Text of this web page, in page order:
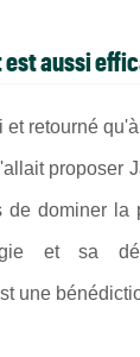
est aussi
retourné
proposer
dominer la
et sa
une